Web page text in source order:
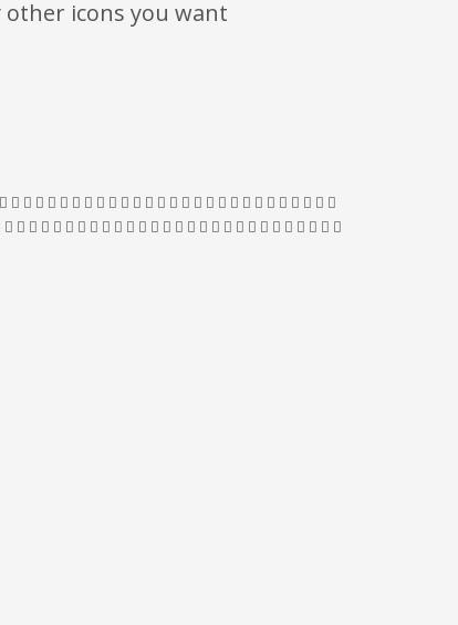
icons you want